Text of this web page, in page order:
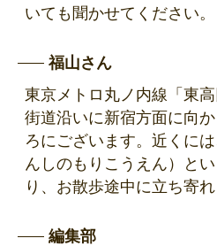
いても聞かせてください。
福山さん
東京メトロ丸ノ内線「東
街道沿いに新宿方面に向
ろにございます。近くに
んしのもりこうえん）と
り、お散歩途中に立ち寄れ
編集部